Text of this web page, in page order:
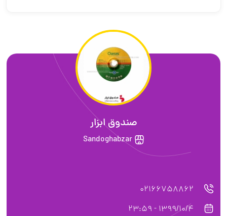
صندوق ابزار
Sandoghabzar
02166758862
1399/10/4 - 23:59